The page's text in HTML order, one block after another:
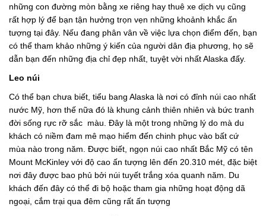
những con đường mòn bằng xe riêng hay thuê xe dịch vụ cũng
rất hợp lý để bạn tận hưởng trọn vẹn những khoảnh khắc ấn
tượng tại đây. Nếu đang phân vân về việc lựa chọn điểm đến, bạn
có thể tham khảo những ý kiến của người dân địa phương, họ sẽ
dẫn bạn đến những địa chỉ đẹp nhất, tuyệt vời nhất Alaska đấy.
Leo núi
Có thể bạn chưa biết, tiểu bang Alaska là nơi có đỉnh núi cao nhất
nước Mỹ, hơn thế nữa đó là khung cảnh thiên nhiên và bức tranh
đời sống rực rỡ sắc màu. Đây là một trong những lý do mà du
khách có niềm đam mê mạo hiểm đến chinh phục vào bất cứ
mùa nào trong năm. Được biết, ngọn núi cao nhất Bắc Mỹ có tên
Mount McKinley với độ cao ấn tượng lên đến 20.310 mét, đặc biệt
nơi đây được bao phủ bởi núi tuyết trắng xóa quanh năm. Du
khách đến đây có thể đi bộ hoặc tham gia những hoạt động dã
ngoại, cắm trại qua đêm cũng rất ấn tượng